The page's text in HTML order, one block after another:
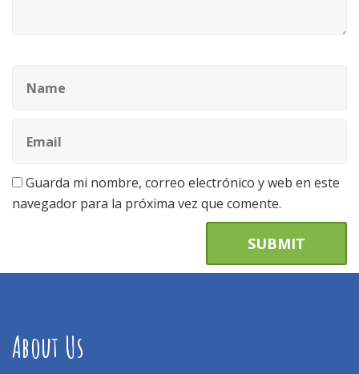
Guarda mi nombre, correo electrónico y web en este
navegador para la próxima vez que comente.
About Us